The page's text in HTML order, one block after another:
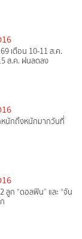
เตือน 10-11 ส.ค.
ส.ค. ฝนลดลง
นักถึงหนักมากวันที่
ลูก “ดอลฟิน” และ “จัน